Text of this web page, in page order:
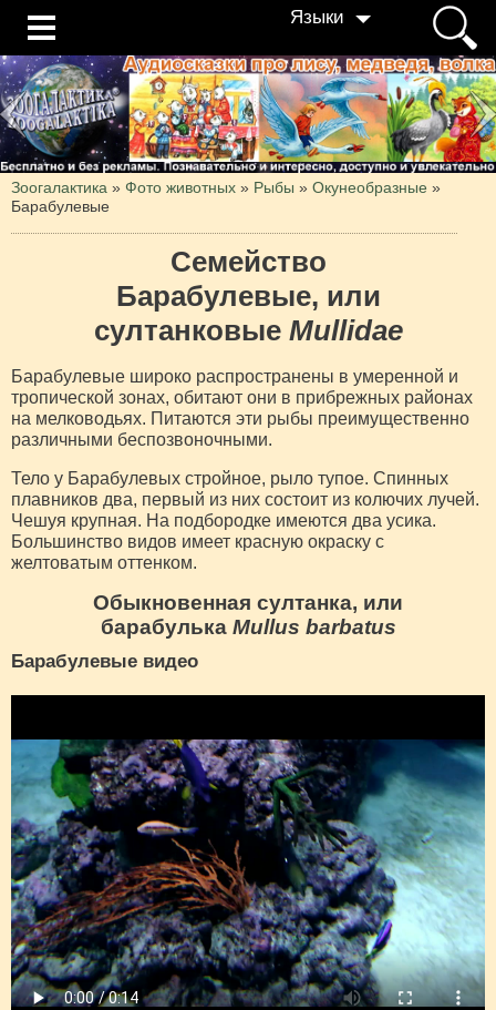
Языки
Зоогалактика » Фото животных » Рыбы » Окунеобразные »
Барабулевые
Семейство
Барабулевые, или
султанковые Mullidae
Барабулевые широко распространены в умеренной и
тропической зонах, обитают они в прибрежных районах
на мелководьях. Питаются эти рыбы преимущественно
различными беспозвоночными.
Тело у Барабулевых стройное, рыло тупое. Спинных
плавников два, первый из них состоит из колючих лучей.
Чешуя крупная. На подбородке имеются два усика.
Большинство видов имеет красную окраску с
желтоватым оттенком.
Обыкновенная султанка, или
барабулька Mullus barbatus
Барабулевые видео